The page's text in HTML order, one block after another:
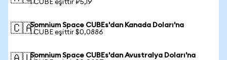
1 CUBE eşittir ₽5,19
🇨🇦Somnium Space CUBEs'dan Kanada Doları'na
1 CUBE eşittir $0,0886
Somnium Space CUBEs'dan Avustralya Doları'na